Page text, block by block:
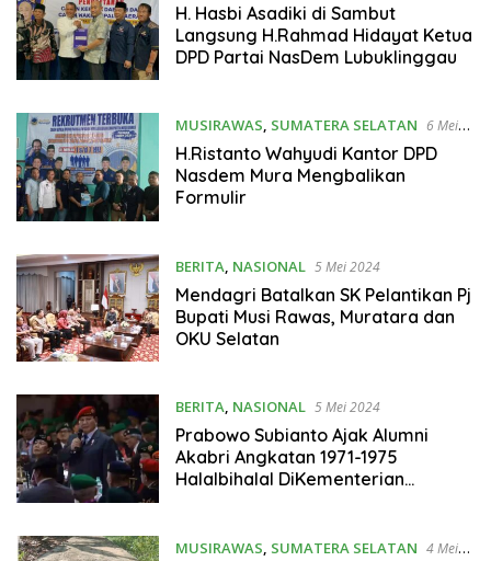
H. Hasbi Asadiki di Sambut
Langsung H.Rahmad Hidayat Ketua
DPD Partai NasDem Lubuklinggau
MUSIRAWAS, SUMATERA SELATAN 6 Mei
2024
H.Ristanto Wahyudi Kantor DPD
Nasdem Mura Mengbalikan
Formulir
BERITA, NASIONAL 5 Mei 2024
Mendagri Batalkan SK Pelantikan Pj
Bupati Musi Rawas, Muratara dan
OKU Selatan
BERITA, NASIONAL 5 Mei 2024
Prabowo Subianto Ajak Alumni
Akabri Angkatan 1971-1975
Halalbihalal DiKementerian
MUSIRAWAS SUMATERA SELATAN 4 Mei